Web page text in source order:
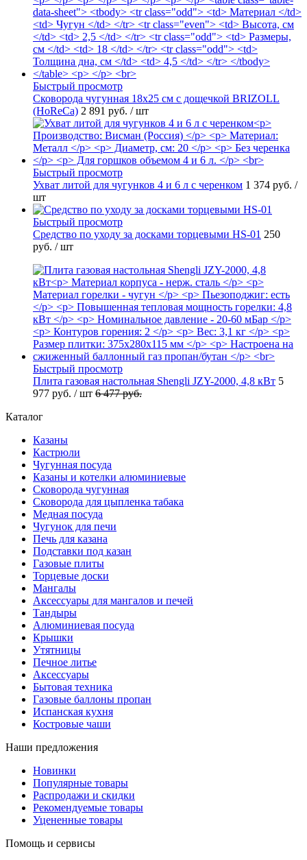
Быстрый просмотр
Сковорода чугунная 18х25 см с дощечкой BRIZOLL
(HoReCa) 2 891 руб. / шт
Быстрый просмотр
Ухват литой для чугунков 4 и 6 л с черенком 1 374 руб. /
шт
Быстрый просмотр
Средство по уходу за досками торцевыми HS-01 250
руб. / шт
Быстрый просмотр
Плита газовая настольная Shengli JZY-2000, 4,8 кВт 5
977 руб. / шт 6 477 руб.
Каталог
Казаны
Кастрюли
Чугунная посуда
Казаны и котелки алюминиевые
Сковорода чугунная
Сковорода для цыпленка табака
Медная посуда
Чугунок для печи
Печь для казана
Подставки под казан
Газовые плиты
Торцевые доски
Мангалы
Аксессуары для мангалов и печей
Тандыры
Алюминиевая посуда
Крышки
Утятницы
Печное литье
Аксессуары
Бытовая техника
Газовые баллоны пропан
Испанская кухня
Костровые чаши
Наши предложения
Новинки
Популярные товары
Распродажи и скидки
Рекомендуемые товары
Уцененные товары
Помощь и сервисы